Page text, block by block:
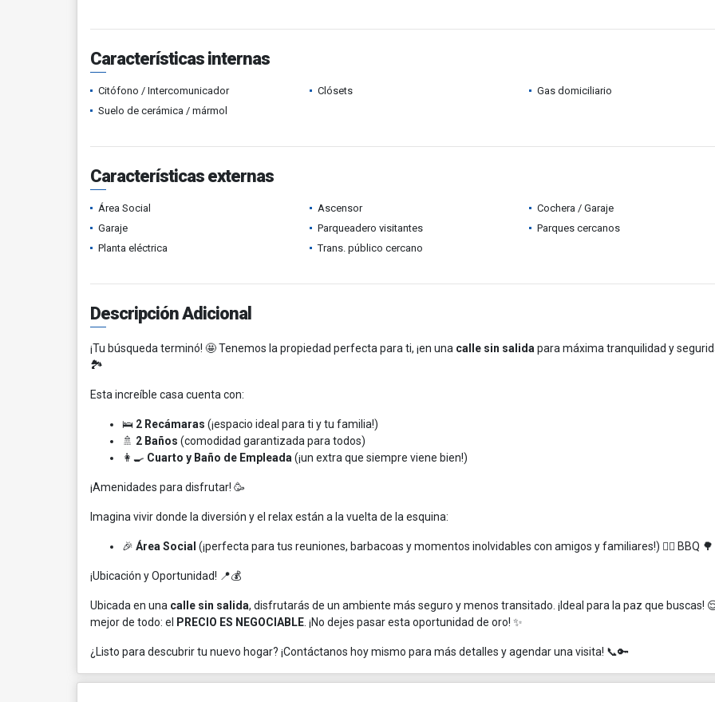
Características internas
Citófono / Intercomunicador Clósets
Gas domiciliario
Suelo de cerámica / mármol
Características externas
Área Social Ascensor
Cochera / Garaje
Garaje
Parqueadero visitantes
Parques cercanos
Planta eléctrica
Trans. público cercano
Descripción Adicional
¡Tu búsqueda terminó! 🤩 Tenemos la propiedad perfecta para ti, ¡en una calle sin salida para máxima tranquilidad y
🏞️
Esta increíble casa cuenta con:
🛌 2 Recámaras (¡espacio ideal para ti y tu familia!)
🚿 2 Baños (comodidad garantizada para todos)
👩‍🍳 Cuarto y Baño de Empleada (¡un extra que siempre viene bien!)
¡Amenidades para disfrutar! 🥳
Imagina vivir donde la diversión y el relax están a la vuelta de la esquina:
🎉 Área Social (¡perfecta para tus reuniones, barbacoas y momentos inolvidables con amigos y familiares!) 🏊‍♀️ BBQ 🌳
¡Ubicación y Oportunidad! 📍💰
Ubicada en una calle sin salida, disfrutarás de un ambiente más seguro y menos transitado. ¡Ideal para la paz que buscas!
mejor de todo: el
PRECIO ES NEGOCIABLE . ¡No dejes pasar esta oportunidad de oro! ✨
¿Listo para descubrir tu nuevo hogar? ¡Contáctanos hoy mismo para más detalles y agendar una visita! 📞🔑